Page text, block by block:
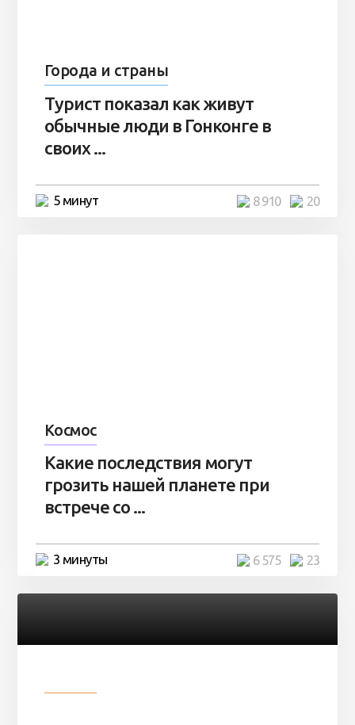
Города и страны
Турист показал как живут
обычные люди в Гонконге в
своих ...
5 минут 20
8 910
Космос
Какие последствия могут
грозить нашей планете при
встрече со ...
3 минуты 23
6 575